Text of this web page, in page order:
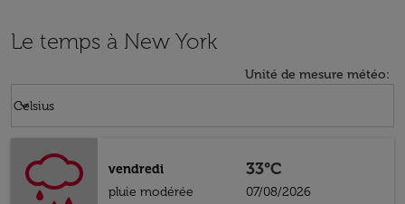
Le temps à New York
Unité de mesure météo:
Celsius
keyboard_arrow_down
vendredi
pluie modérée
33°C
07/08/2026